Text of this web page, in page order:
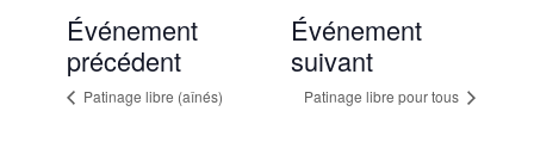
Événement
précédent
Patinage libre (aînés)
Événement
suivant
Patinage libre pour tous